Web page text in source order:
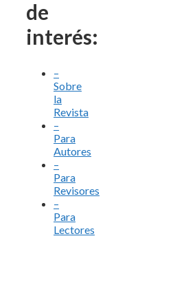
de
interés:
–
Sobre
la
Revista
–
Para
Autores
–
Para
Revisores
–
Para
Lectores